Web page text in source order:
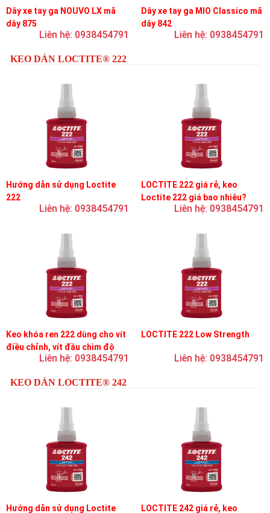
Dây xe tay ga NOUVO LX mã
dây 875
Liên hệ: 0938454791
Dây xe tay ga MIO Classico mã
dây 842
Liên hệ: 0938454791
KEO DÁN LOCTITE® 222
Hướng dẫn sử dụng Loctite
222
Liên hệ: 0938454791
LOCTITE 222 giá rẻ, keo
Loctite 222 giá bao nhiêu?
Liên hệ: 0938454791
Keo khóa ren 222 dùng cho vít
điều chỉnh, vít đầu chìm độ
bền thấpLiên hệ: 0938454791
LOCTITE 222 Low Strength
Liên hệ: 0938454791
KEO DÁN LOCTITE® 242
Hướng dẫn sử dụng Loctite
LOCTITE 242 giá rẻ, keo